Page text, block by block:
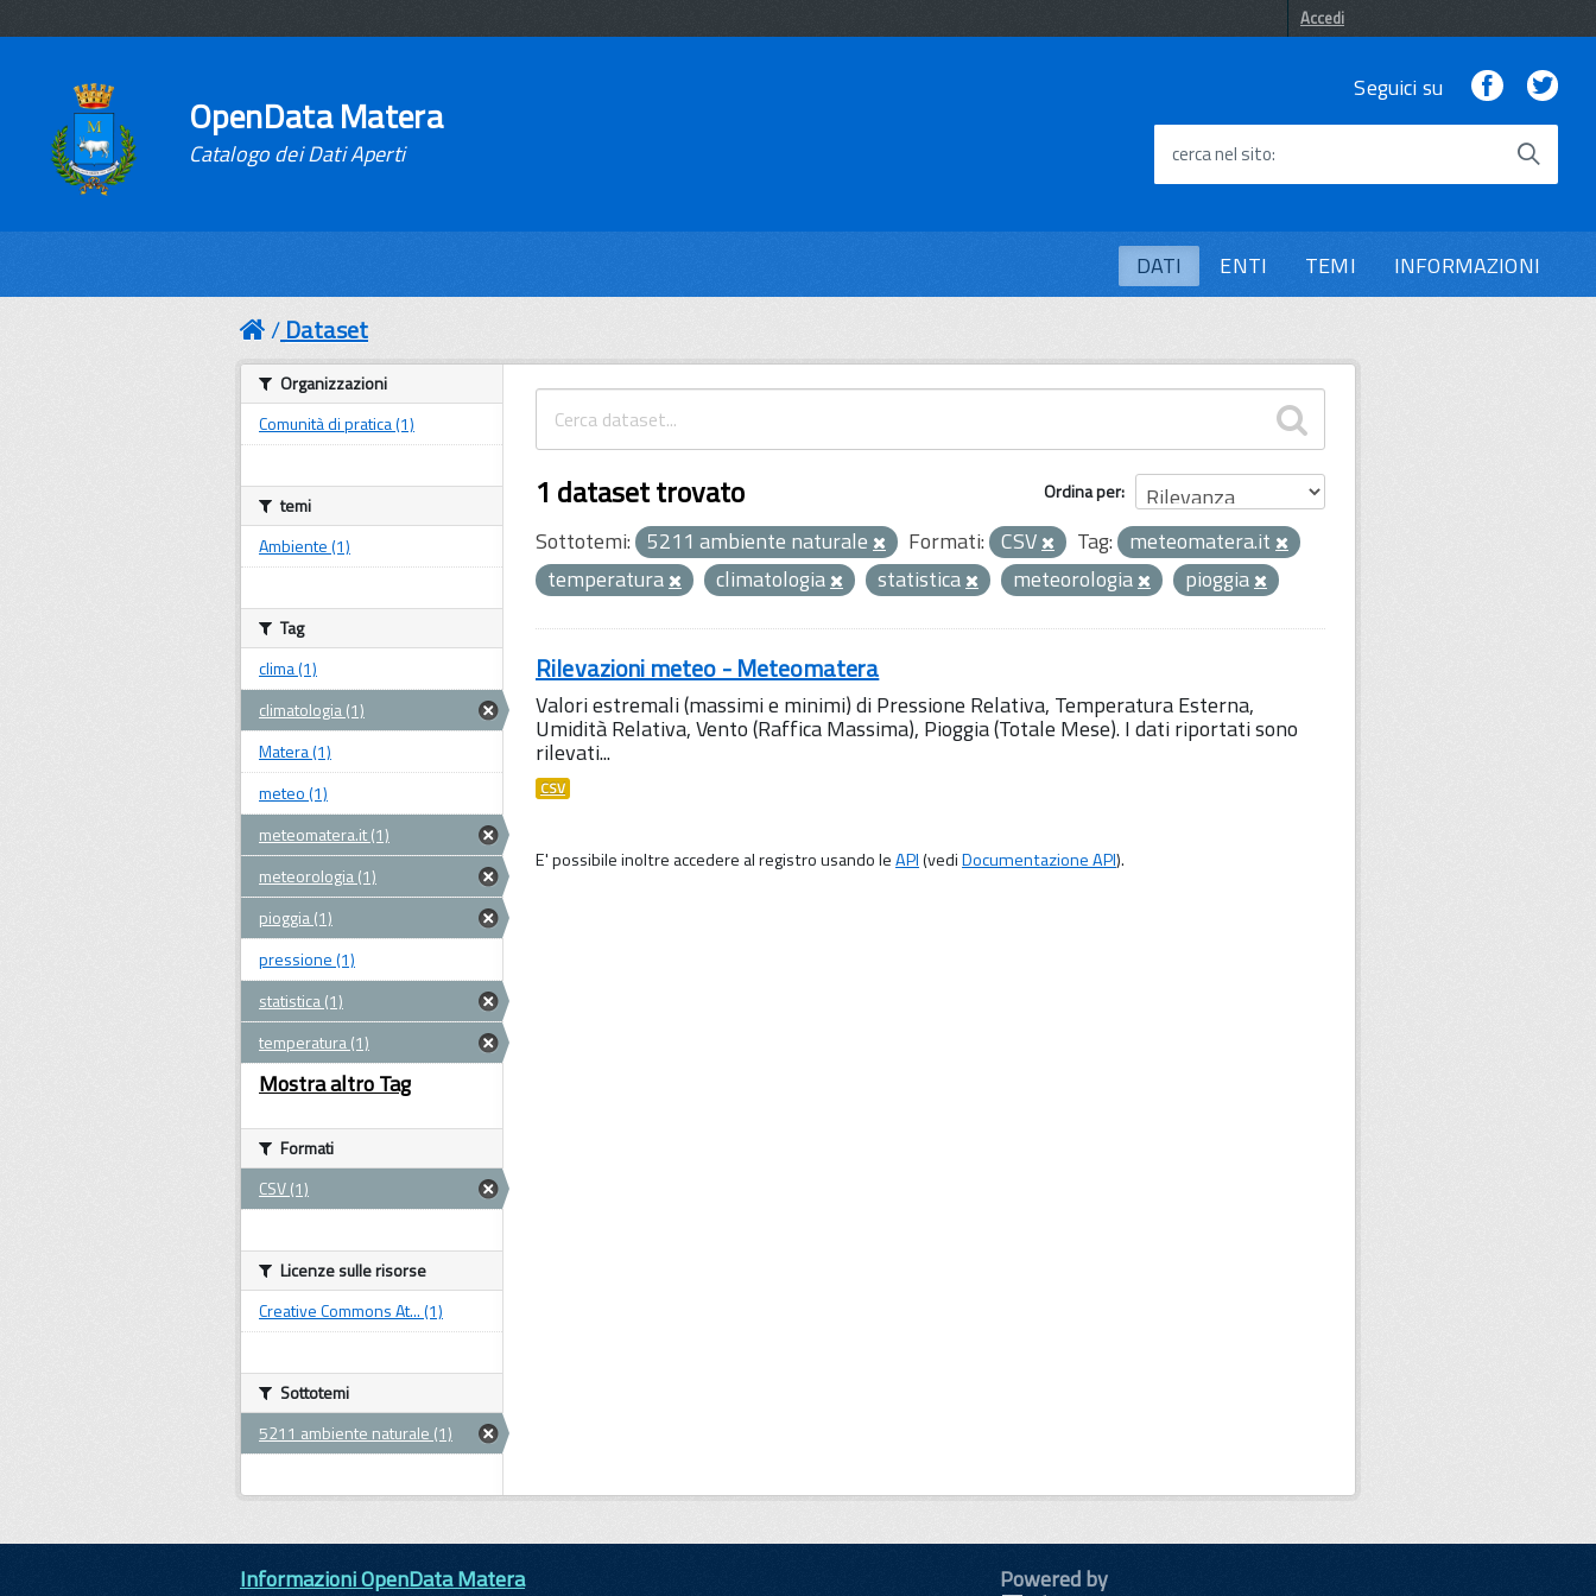
Accedi
OpenData Matera
Catalogo dei Dati Aperti
Seguici su Facebook
cerca nel sito
DATI ENTI TEMI INFORMAZIONI
Dataset
Ordina per
1 dataset trovato
Sottotemi: 5211 ambiente naturale Formati: CSV Tag: meteomatera.it
temperatura
climatologia statistica meteorologia pioggia
Rilevazioni meteo - Meteomatera
Valori estremali (massimi e minimi) di Pressione Relativa, Temperatura Esterna,
Umidità Relativa, Vento (Raffica Massima), Pioggia (Totale Mese). I dati riportati sono
rilevati...
CSV
E' possibile inoltre accedere al registro usando leAPI(vediDocumentazione API).
Organizzazioni
Comunità di pratica (1)
temi
Ambiente (1)
Tag
clima (1)
climatologia (1)
Matera (1)
meteo (1)
meteomatera.it (1)
meteorologia (1)
pioggia (1)
pressione (1)
statistica (1)
temperatura (1)
Mostra altro Tag
Formati
CSV (1)
Licenze sulle risorse
Creative Commons At... (1)
Sottotemi
5211 ambiente naturale (1)
Informazioni OpenData Matera
Powered by